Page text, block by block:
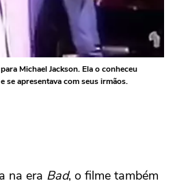
Michael Jackson. Ela o conheceu
se apresentava com seus irmãos.
na era Bad, o filme também